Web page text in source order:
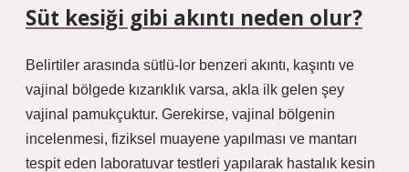
Süt kesiği gibi akıntı neden olur?
Belirtiler arasında sütlü-lor benzeri akıntı, kaşıntı ve
vajinal bölgede kızarıklık varsa, akla ilk gelen şey
vajinal pamukçuktur. Gerekirse, vajinal bölgenin
incelenmesi, fiziksel muayene yapılması ve mantarı
tespit eden laboratuvar testleri yapılarak hastalık kesin